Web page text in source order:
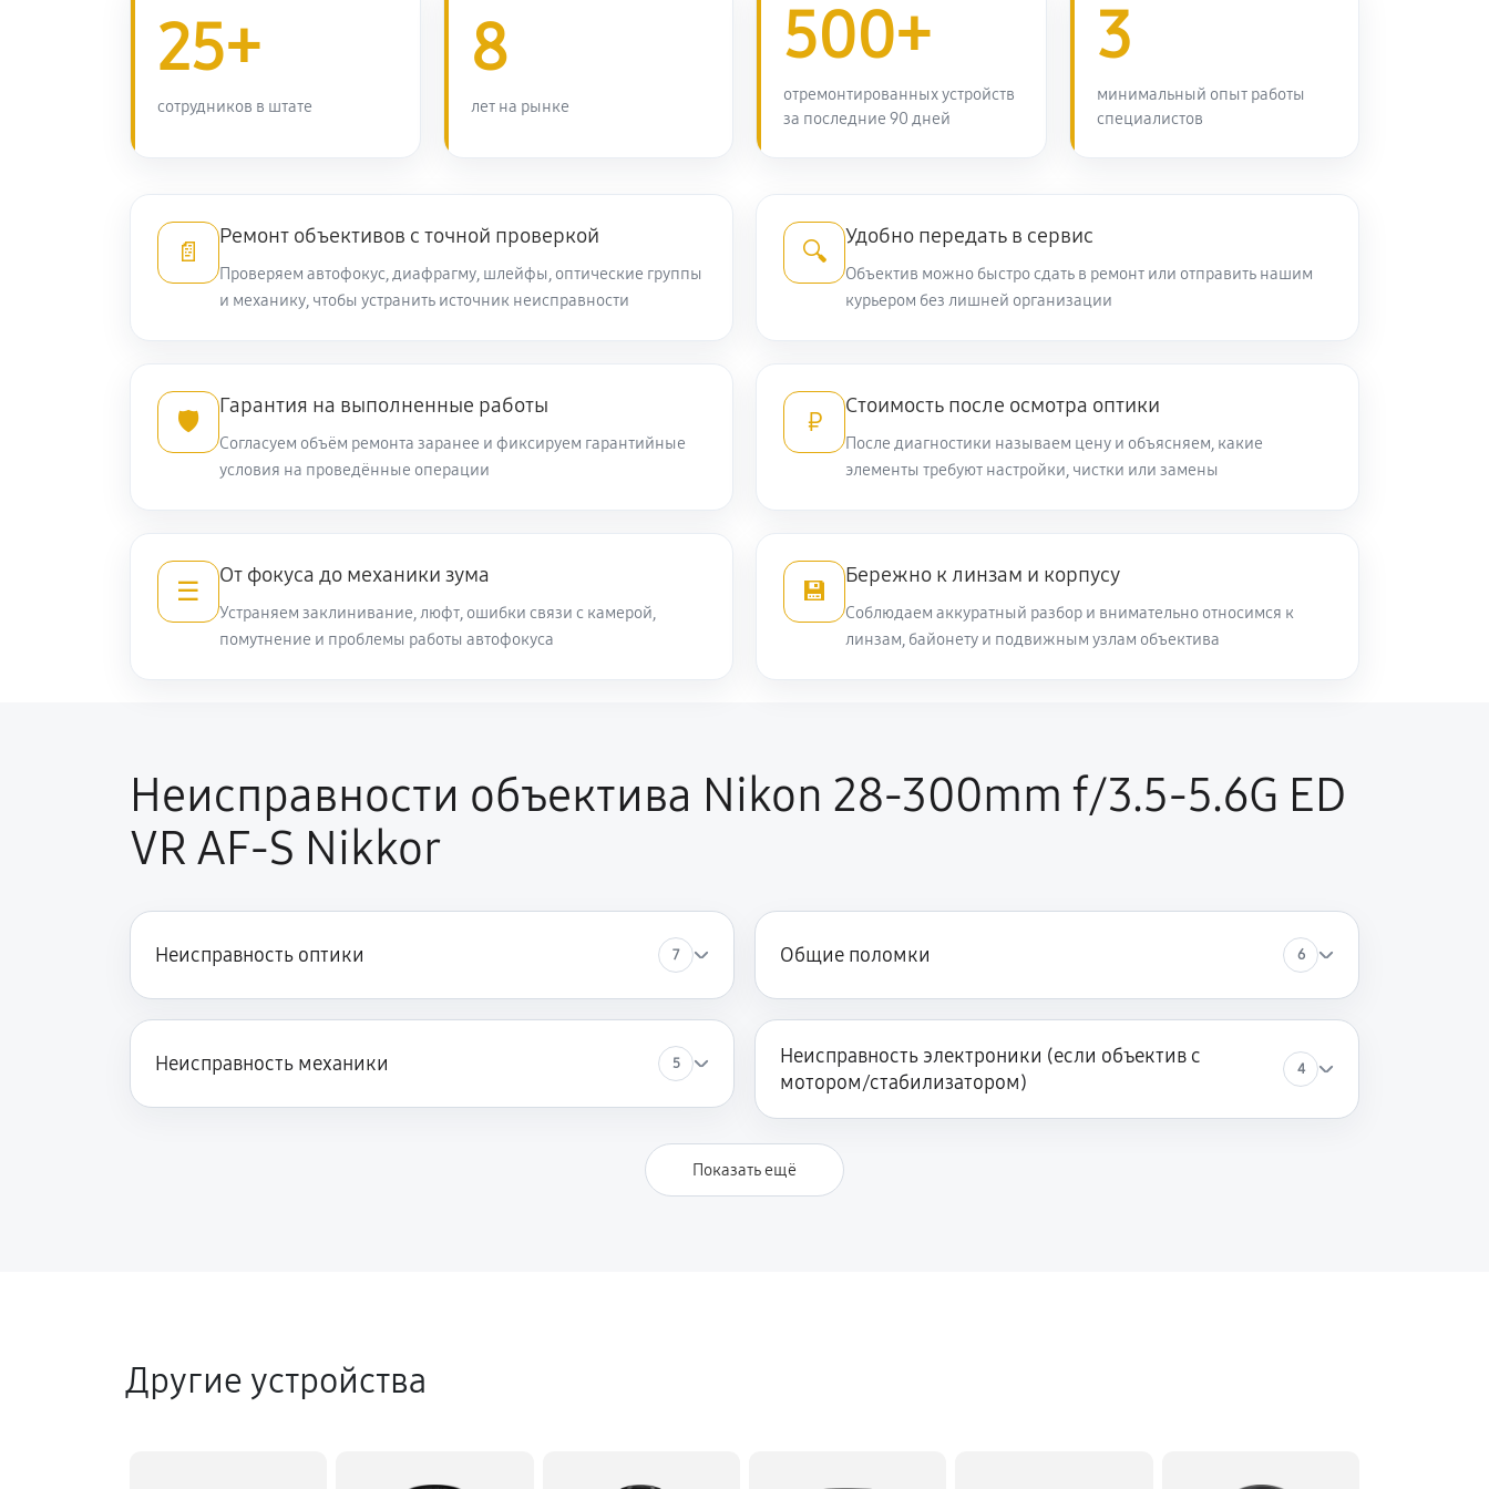
Ремонт узла автофокуса 1270 руб 60 минут
1320 руб 60 минут
Устранение механических повреждений 990 руб 60 минут Заказать
AF-S Nikkor
990 руб 60 минут Заказать
Ремонт передней линзы объектива 880 руб 60 минут
Ремонт кольца зуммирования 440 руб
Разблокировка заклинивания 610 руб 60 минут
Замена светофильтра объектива Nikon 28-300mm f/3.5-5.6G ED VR
AF-S Nikkor
990 руб 60 минут Заказать
25+
сотрудников в штате
8
лет на рынке
500+
отремонтированных устройств
за последние 90 дней
3
минимальный опыт работы
специалистов
📄
Ремонт объективов с точной проверкой
Проверяем автофокус, диафрагму, шлейфы, оптические группы
и механику, чтобы устранить источник неисправности
🔍
Удобно передать в сервис
Объектив можно быстро сдать в ремонт или отправить нашим
курьером без лишней организации
🛡️
Гарантия на выполненные работы
Согласуем объём ремонта заранее и фиксируем гарантийные
условия на проведённые операции
₽
Стоимость после осмотра оптики
После диагностики называем цену и объясняем, какие
элементы требуют настройки, чистки или замены
☰
От фокуса до механики зума
Устраняем заклинивание, люфт, ошибки связи с камерой,
помутнение и проблемы работы автофокуса
💾
Бережно к линзам и корпусу
Соблюдаем аккуратный разбор и внимательно относимся к
линзам, байонету и подвижным узлам объектива
Неисправности объектива Nikon 28-300mm f/3.5-5.6G ED
VR AF-S Nikkor
Неисправность оптики 7 Общие поломки 6
Неисправность механики 5
Неисправность электроники (если объектив с
мотором/стабилизатором)
4
Показать ещё
Другие устройства